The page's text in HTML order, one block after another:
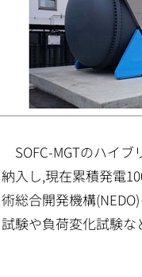
SOFC-MGTのハイ
納入し,現在累積発電
術総合開発機構
試験や負荷変化試験な